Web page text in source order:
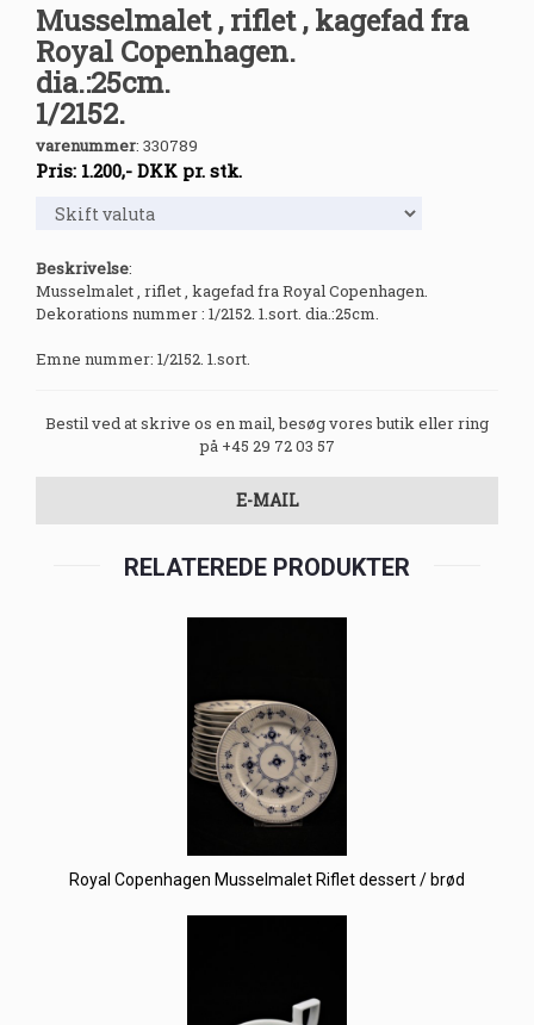
Musselmalet , riflet , kagefad fra
Royal Copenhagen.
dia.:25cm.
1/2152.
varenummer: 330789
Pris: 1.200,- DKK pr. stk.
Beskrivelse:
Musselmalet , riflet , kagefad fra Royal Copenhagen.
Dekorations nummer : 1/2152. 1.sort. dia.:25cm.
Emne nummer: 1/2152. 1.sort.
Bestil ved at skrive os en mail, besøg vores butik eller ring
på +45 29 72 03 57
E-MAIL
RELATEREDE PRODUKTER
Royal Copenhagen Musselmalet Riflet dessert / brød